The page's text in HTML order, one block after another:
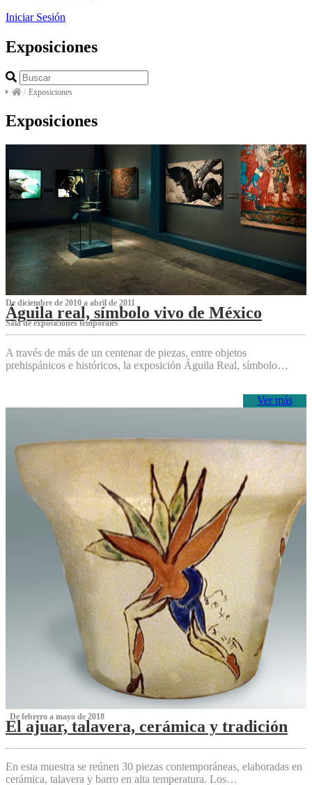
Iniciar Sesión
Exposiciones
/ Exposiciones
Exposiciones
De diciembre de 2010 a abril de 2011
Águila real, símbolo vivo de México
Sala de exposiciones temporales
A través de más de un centenar de piezas, entre objetos
prehispánicos e históricos, la exposición Águila Real, símbolo…
Ver más
‌ De febrero a mayo de 2018
El ajuar, talavera, cerámica y tradición
‌
En esta muestra se reúnen 30 piezas contemporáneas, elaboradas en
cerámica, talavera y barro en alta temperatura. Los…